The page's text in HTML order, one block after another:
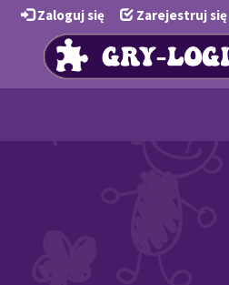
Zaloguj się Zarejestruj się